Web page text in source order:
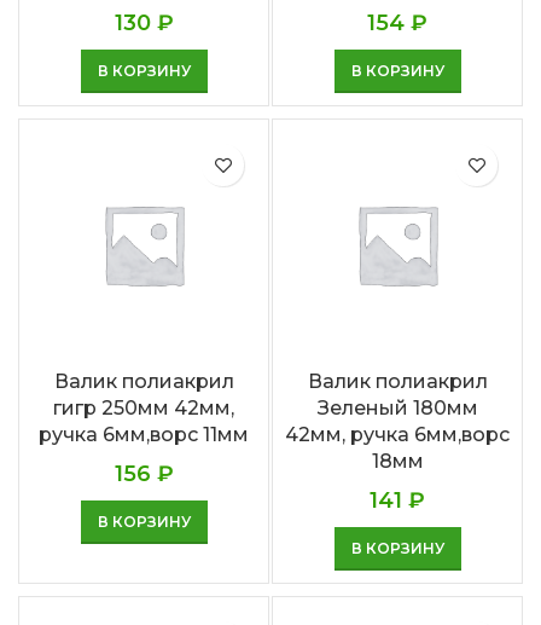
130 ₽
В КОРЗИНУ
154 ₽
В КОРЗИНУ
Валик полиакрил
гигр 250мм 42мм,
ручка 6мм,ворс 11мм
156 ₽
В КОРЗИНУ
Валик полиакрил
Зеленый 180мм
42мм, ручка 6мм,ворс
18мм
141 ₽
В КОРЗИНУ